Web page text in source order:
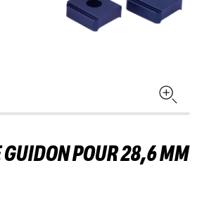
GUIDON POUR 28,6 MM